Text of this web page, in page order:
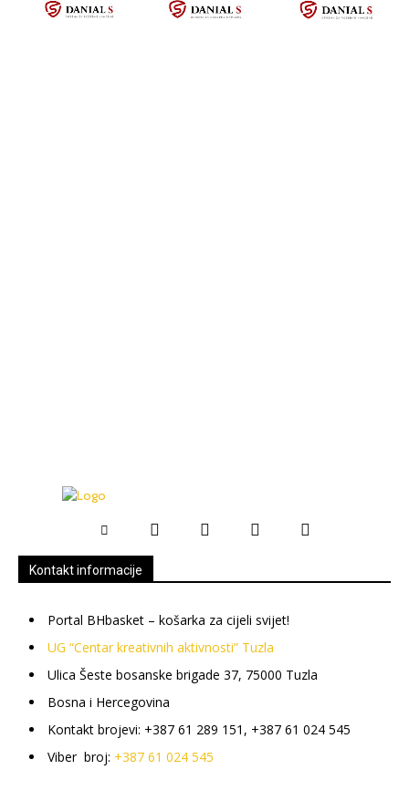
Kontakt informacije
Portal BHbasket – košarka za cijeli svijet!
UG “Centar kreativnih aktivnosti” Tuzla
Ulica Šeste bosanske brigade 37, 75000 Tuzla
Bosna i Hercegovina
Kontakt brojevi: +387 61 289 151, +387 61 024 545
Viber broj: +387 61 024 545